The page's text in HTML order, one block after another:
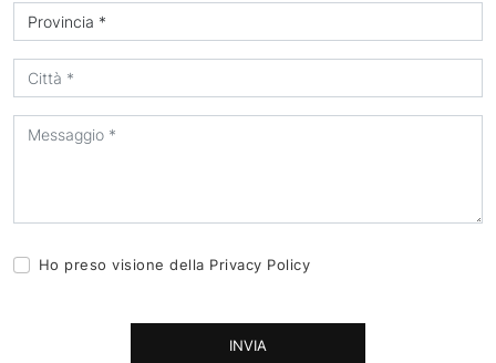
Ho preso visione della Privacy Policy
INVIA